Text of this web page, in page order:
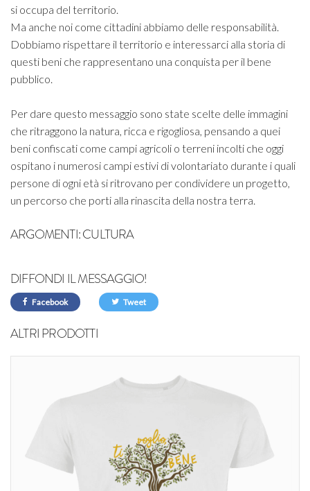
si occupa del territorio.
Ma anche noi come cittadini abbiamo delle responsabilità.
Dobbiamo rispettare il territorio e interessarci alla storia di
questi beni che rappresentano una conquista per il bene
pubblico.
Per dare questo messaggio sono state scelte delle immagini
che ritraggono la natura, ricca e rigogliosa, pensando a quei
beni confiscati come campi agricoli o terreni incolti che oggi
ospitano i numerosi campi estivi di volontariato durante i quali
persone di ogni età si ritrovano per condividere un progetto,
un percorso che porti alla rinascita della nostra terra.
ARGOMENTI:CULTURA
DIFFONDI IL MESSAGGIO!
Facebook Tweet
ALTRI PRODOTTI